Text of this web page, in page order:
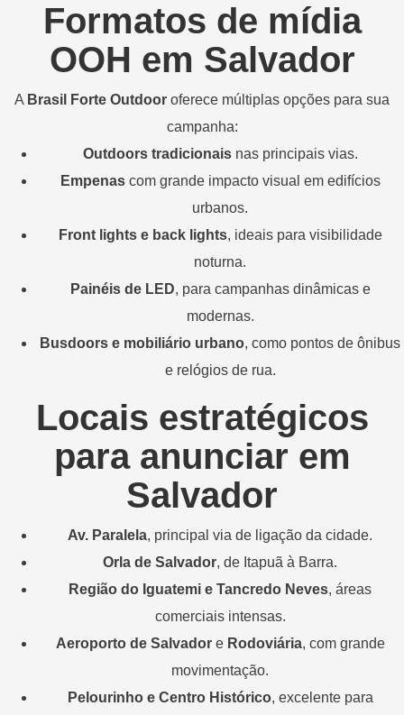
Formatos de mídia
OOH em Salvador
A Brasil Forte Outdoor oferece múltiplas opções para sua
campanha:
Outdoors tradicionais nas principais vias.
Empenas com grande impacto visual em edifícios
urbanos.
Front lights e back lights, ideais para visibilidade
noturna.
Painéis de LED, para campanhas dinâmicas e
modernas.
Busdoors e mobiliário urbano, como pontos de ônibus
e relógios de rua.
Locais estratégicos
para anunciar em
Salvador
Av. Paralela, principal via de ligação da cidade.
Orla de Salvador, de Itapuã à Barra.
Região do Iguatemi e Tancredo Neves, áreas
comerciais intensas.
Aeroporto de Salvador e Rodoviária, com grande
movimentação.
Pelourinho e Centro Histórico, excelente para